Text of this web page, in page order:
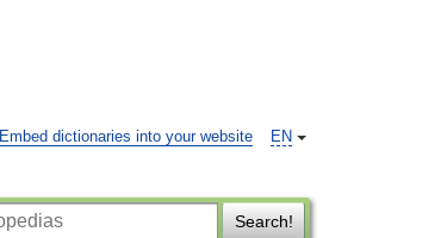
EN
Embed dictionaries into your website
Search!